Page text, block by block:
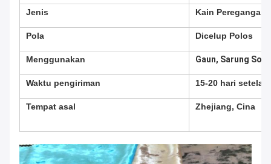
Jenis Kain Peregangan
Pola Dicelup Polos
Menggunakan Gaun, Sarung
Waktu pengiriman 15-20 hari
Tempat asal Zhejiang, Cina